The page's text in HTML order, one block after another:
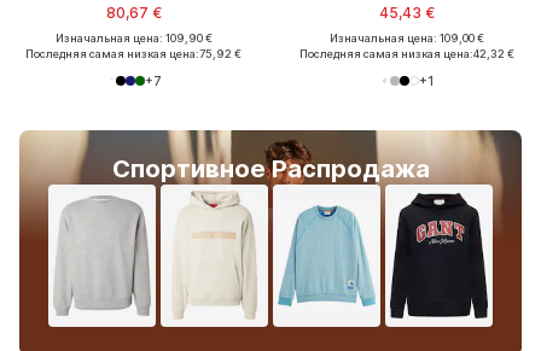
80,67 €
Изначальная цена: 109,90 €
Последняя самая низкая цена:75,92 €
+7
Спортивное Распродажа
45,43 €
Изначальная цена: 109,00 €
Последняя самая низкая цена:42,32 €
+1